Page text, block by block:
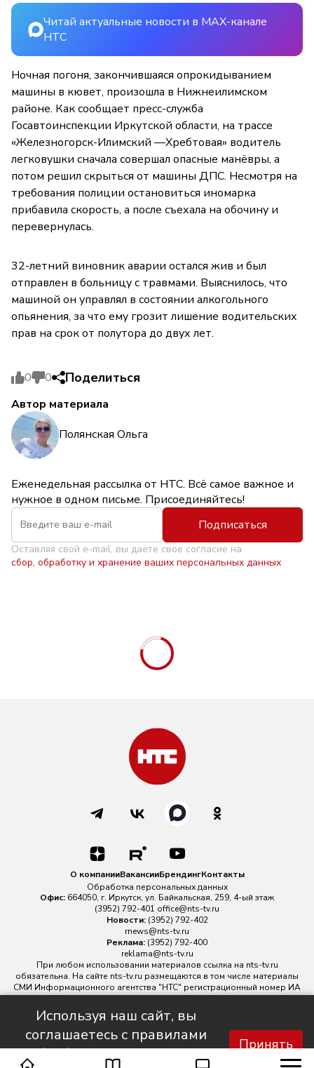
Читай актуальные новости в MAX-канале
НТС
Ночная погоня, закончившаяся опрокидыванием
машины в кювет, произошла в Нижнеилимском
районе. Как сообщает пресс-служба
Госавтоинспекции Иркутской области, на трассе
«Железногорск-Илимский —Хребтовая» водитель
легковушки сначала совершал опасные манёвры, а
потом решил скрыться от машины ДПС. Несмотря на
требования полиции остановиться иномарка
прибавила скорость, а после съехала на обочину и
перевернулась.
32-летний виновник аварии остался жив и был
отправлен в больницу с травмами. Выяснилось, что
машиной он управлял в состоянии алкогольного
опьянения, за что ему грозит лишение водительских
прав на срок от полутора до двух лет.
0 0 Поделиться
Автор материала
Полянская Ольга
Еженедельная рассылка от НТС. Всё самое важное и
нужное в одном письме. Присоединяйтесь!
Подписаться
Оставляя свой e-mail, вы даете свое согласие на
сбор, обработку и хранение ваших персональных данных
Используя наш сайт, вы
соглашаетесь с правилами
обработки персональных
Принять
О компанииВакансииБрендингКонтакты
Обработка персональных данных
Офис: 664050, г. Иркутск, ул. Байкальская, 259, 4-ый этаж
(3952) 792-401 office@nts-tv.ru
Новости: (3952) 792-402
rnews@nts-tv.ru
Реклама: (3952) 792-400
reklama@nts-tv.ru
При любом использовании материалов ссылка на nts-tv.ru
обязательна. На сайте nts-tv.ru размещаются в том числе материалы
СМИ Информационного агентства "НТС" регистрационный номер ИА
№ ФС 77 - 88763 зарегистрировано Федеральной службой по
надзору в сфере связи, информационных технологий и массовых
коммуникаций.
Главный редактор ИА "НТС" Иштулкин Евгений Александрович16+